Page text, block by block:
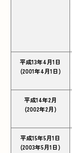
平成13年4月1日
(2001年4月1日)
平成14年2月
(2002年2月)
平成15年5月1日
(2003年5月1日)